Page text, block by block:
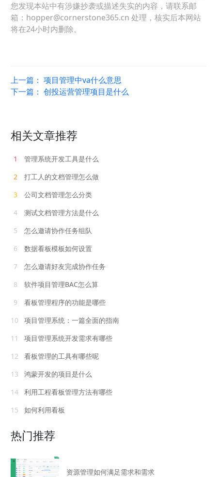
您发现本站中有涉嫌抄袭或描述失实的内容，请联系邮
箱：hopper@cornerstone365.cn 处理，核实后本网站
将在24小时内删除。
上一篇：项目管理中va什么意思
下一篇：创投运营管理项目是什么
相关文章推荐
1
管理系统开发工具是什么
2
打工人的文档管理怎么做
3
公司文档管理怎么分类
4
测试文档管理方法是什么
5
怎么邀请协作任务组队
6
数据看板模板如何设置
7
怎么邀请好友完成协作任务
8
软件项目管理BAC怎么算
9
看板管理程序的功能是哪些
10
项目管理系统：一篇全面的指南
11
项目管理系统开发需求有哪些
12
看板管理的工具有哪些呢
13
鸿蒙开发的项目是什么
14
利用工程看板管理方法有哪些
15
如何利用看板
热门推荐
资源管理如何满足需求和需求